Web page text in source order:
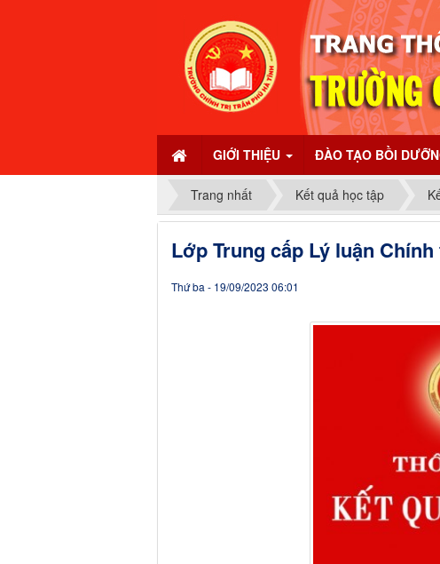
GIỚI THIỆU ĐÀO TẠO BỒI
Trang nhất Kết quả học tập
Lớp Trung cấp Lý luận
Thứ ba - 19/09/2023 06:01